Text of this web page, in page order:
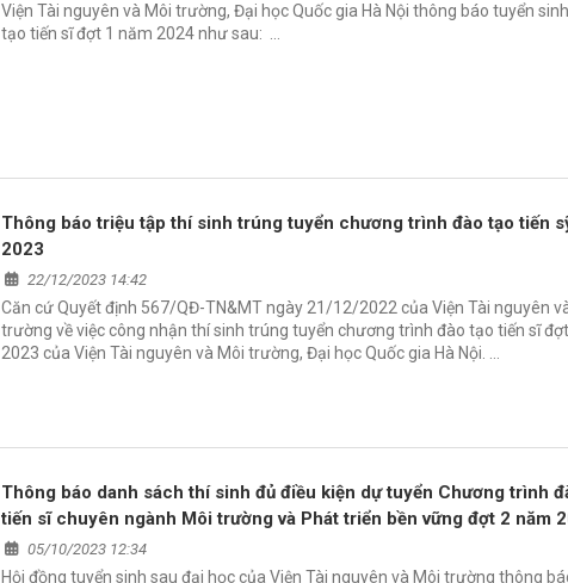
Viện Tài nguyên và Môi trường, Đại học Quốc gia Hà Nội thông báo tuyển
tạo tiến sĩ đợt 1 năm 2024 như sau: …
Thông báo triệu tập thí sinh trúng tuyển chương trình đào tạo tiến
2023
22/12/2023 14:42
Căn cứ Quyết định 567/QĐ-TN&MT ngày 21/12/2022 của Viện Tài nguyên
trường về việc công nhận thí sinh trúng tuyển chương trình đào tạo tiến sĩ
2023 của Viện Tài nguyên và Môi trường, Đại học Quốc gia Hà Nội. …
Thông báo danh sách thí sinh đủ điều kiện dự tuyển Chương trình
tiến sĩ chuyên ngành Môi trường và Phát triển bền vững đợt 2 năm
05/10/2023 12:34
Hội đồng tuyển sinh sau đại học của Viện Tài nguyên và Môi trường thông